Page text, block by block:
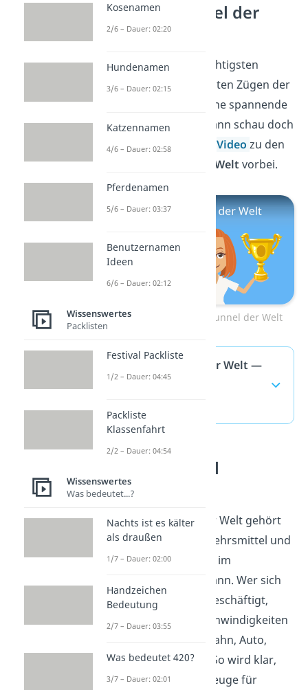
Längster Tunnel der
Welt
Jetzt kennst du die wichtigsten
Fakten zu den schnellsten Zügen der
Welt. Du willst noch eine spannende
Top 10 Liste sehen? Dann schau doch
gerne mal in unseremVideozu den
längsten Tunneln der Welt vorbei.
Zum Video: Längster Tunnel der Welt
Schnellster Zug der Welt —
Verkehrsmittel
verstehen
Der schnellste Zug der Welt gehört
zum Themenfeld Verkehrsmittel und
zeigt, wie weit Technik im
Bahnverkehr gehen kann. Wer sich
mit Verkehrsmitteln beschäftigt,
vergleicht Wege, Geschwindigkeiten
und den Einsatz von Bahn, Auto,
Schiff oder Flugzeug. So wird klar,
warum manche Fahrzeuge für
Kosenamen
2/6 – Dauer: 02:20
Hundenamen
3/6 – Dauer: 02:15
Katzennamen
4/6 – Dauer: 02:58
Pferdenamen
5/6 – Dauer: 03:37
Benutzernamen
Ideen
6/6 – Dauer: 02:12
Wissenswertes
Packlisten
Festival Packliste
1/2 – Dauer: 04:45
Packliste
Klassenfahrt
2/2 – Dauer: 04:54
Wissenswertes
Was bedeutet...?
Nachts ist es kälter
als draußen
1/7 – Dauer: 02:00
Handzeichen
Bedeutung
2/7 – Dauer: 03:55
Was bedeutet 420?
3/7 – Dauer: 02:01